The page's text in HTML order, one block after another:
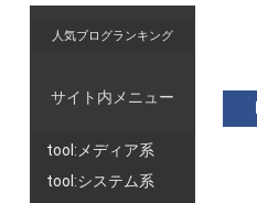
人気ブログランキング
サイト内メニュー
tool:メディア系
tool:システム系